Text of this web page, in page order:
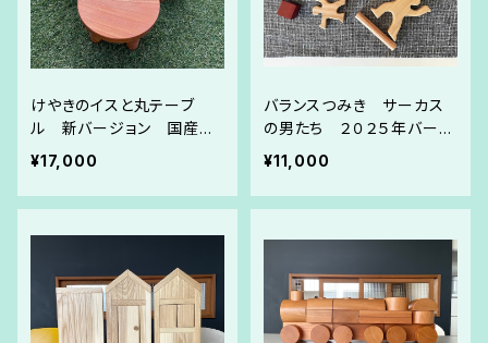
けやきのイスと丸テーブ
ル 新バージョン 国産け
やき材
¥17,000
バランスつみき サーカス
の男たち ２０２５年バージ
ョン 職人手作り
¥11,000